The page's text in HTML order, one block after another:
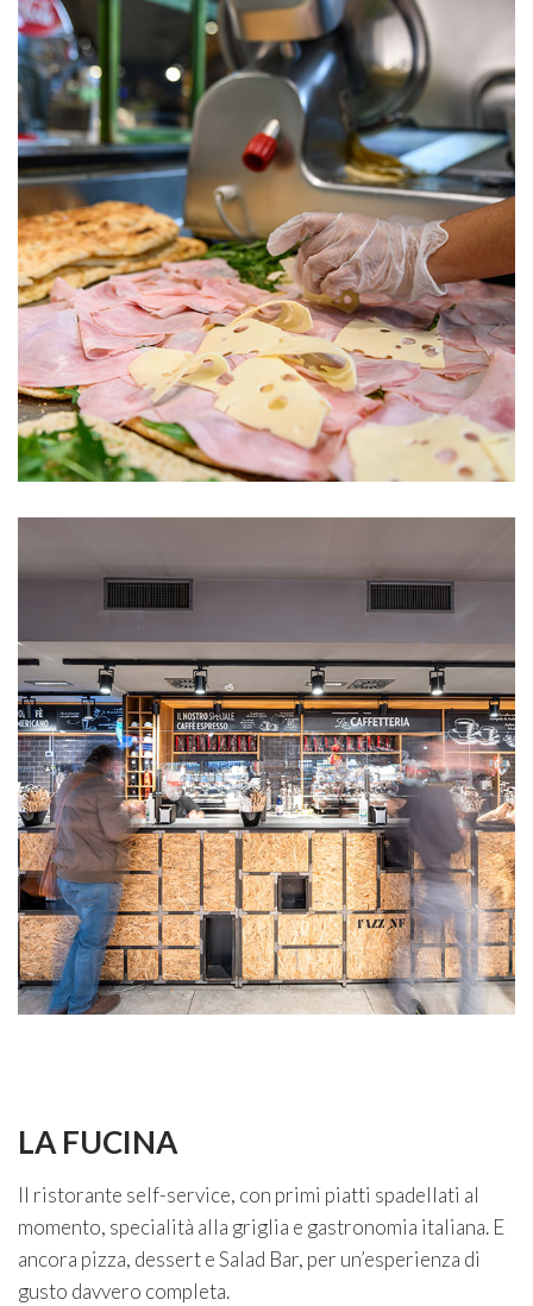
LA FUCINA
Il ristorante self-service, con primi piatti spadellati al
momento, specialità alla griglia e gastronomia italiana. E
ancora pizza, dessert e Salad Bar, per un’esperienza di
gusto davvero completa.